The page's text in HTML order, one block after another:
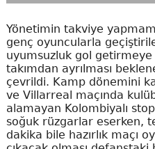
Yönetimin takviye
genç oyuncularla
uyumsuzluk gol
takımdan ayrılması
çevrildi. Kamp dönemini
ve Villarreal maçında
alamayan Kolombiyalı
soğuk rüzgarlar eserken,
dakika bile hazırlık maçı